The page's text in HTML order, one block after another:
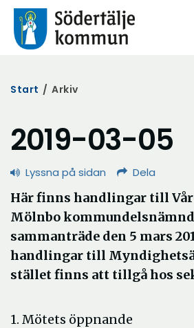
Start / Arkiv
2019-03-05
Lyssna på sidan Dela
Här finns handlingar till
Mölnbo
sammanträde den 5 mars
handlingar till
stället finns att tillgå hos
1. Mötets öppnande